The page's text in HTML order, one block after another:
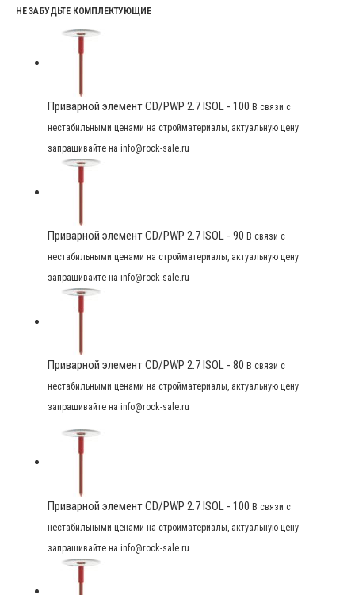
НЕ ЗАБУДЬТЕ КОМПЛЕКТУЮЩИЕ
Приварной элемент CD/PWP 2.7 ISOL - 100 В связи с
нестабильными ценами на стройматериалы, актуальную цену
запрашивайте на info@rock-sale.ru
Приварной элемент CD/PWP 2.7 ISOL - 90 В связи с
нестабильными ценами на стройматериалы, актуальную цену
запрашивайте на info@rock-sale.ru
Приварной элемент CD/PWP 2.7 ISOL - 80 В связи с
нестабильными ценами на стройматериалы, актуальную цену
запрашивайте на info@rock-sale.ru
Приварной элемент CD/PWP 2.7 ISOL - 100 В связи с
нестабильными ценами на стройматериалы, актуальную цену
запрашивайте на info@rock-sale.ru